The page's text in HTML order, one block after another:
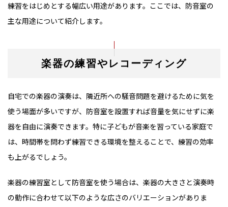
練習をはじめとする幅広い用途があります。ここでは、防音室の
主な用途について紹介します。
楽器の練習やレコーディング
自宅での楽器の演奏は、隣近所への騒音問題を避けるために気を
使う場面が多いですが、防音室を設置すれば音量を気にせずに楽
器を自由に演奏できます。特に子どもが音楽を習っている家庭で
は、時間帯を問わず練習できる環境を整えることで、練習の効率
も上がるでしょう。
楽器の練習室として防音室を使う場合は、楽器の大きさと演奏時
の動作に合わせて以下のような広さのバリエーションがありま